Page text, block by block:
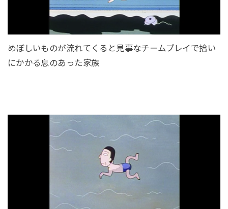
めぼしいものが流れてくると見事なチームプレイで拾い
にかかる息のあった家族